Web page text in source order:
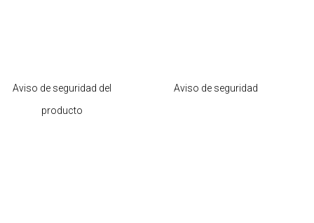
Aviso de seguridad del
producto
Aviso de seguridad